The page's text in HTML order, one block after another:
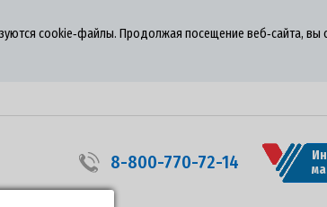
cookie‑файлы. Продолжая посещение веб‑сайта, вы
8-800-770-72-14